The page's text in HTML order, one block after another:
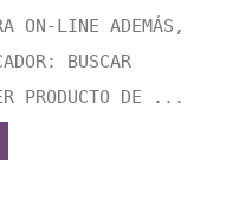
ON-LINE ADEMÁS,
BUSCAR
PRODUCTO DE ...